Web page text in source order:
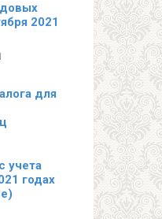
2021
для
учета
годах